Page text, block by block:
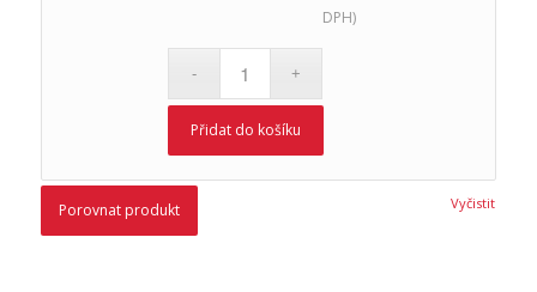
Vyčistit
DPH)
Přidat do košíku
Porovnat produkt